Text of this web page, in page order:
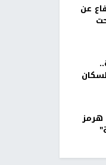
عن
هرمز